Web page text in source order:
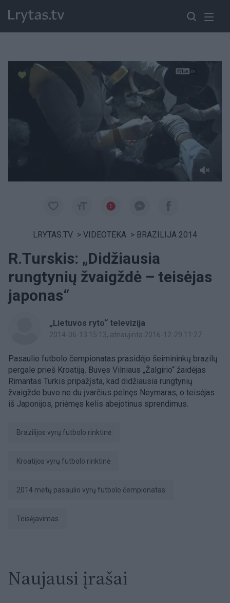
LRYTAS.TV > VIDEOTEKA > BRAZILIJA 2014
R.Turskis: „Didžiausia
rungtynių žvaigždė – teisėjas
japonas“
„Lietuvos ryto“ televizija
2014-06-13 15:13, atnaujinta 2016-12-29 11:27
Pasaulio futbolo čempionatas prasidėjo šeimininkų brazilų
pergale prieš Kroatiją. Buvęs Vilniaus „Žalgirio“ žaidėjas
Rimantas Turkis pripažįsta, kad didžiausia rungtynių
žvaigžde buvo ne du įvarčius pelnęs Neymaras, o teisėjas
iš Japonijos, priėmęs kelis abejotinus sprendimus.
Brazilijos vyrų futbolo rinktinė
Kroatijos vyrų futbolo rinktinė
2014 metų pasaulio vyrų futbolo čempionatas
teisėjavimas
Naujausi įrašai